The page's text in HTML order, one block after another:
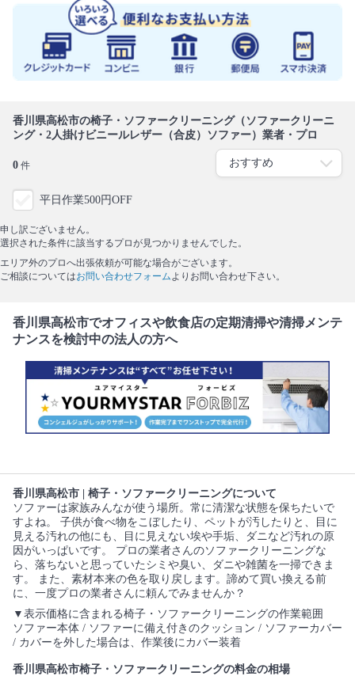
香川県高松市の椅子・ソファークリーニング（ソファークリーニ
ング・2人掛けビニールレザー（合皮）ソファー）業者・プロ
0 件
平日作業500円OFF
申し訳ございません。
選択された条件に該当するプロが見つかりませんでした。
エリア外のプロへ出張依頼が可能な場合がございます。
ご相談についてはお問い合わせフォーム よりお問い合わせ下さい。
香川県高松市でオフィスや飲食店の定期清掃や清掃メンテ
ナンスを検討中の法人の方へ
香川県高松市 | 椅子・ソファークリーニングについて
ソファーは家族みんなが使う場所。常に清潔な状態を保ちたいで
すよね。 子供が食べ物をこぼしたり、ペットが汚したりと、目に
見える汚れの他にも、目に見えない埃や手垢、ダニなど汚れの原
因がいっぱいです。 プロの業者さんのソファークリーニングな
ら、落ちないと思っていたシミや臭い、ダニや雑菌を一掃できま
す。 また、素材本来の色を取り戻します。諦めて買い換える前
に、一度プロの業者さんに頼んでみませんか？
▼表示価格に含まれる椅子・ソファークリーニングの作業範囲
ソファー本体 / ソファーに備え付きのクッション / ソファーカバー
/ カバーを外した場合は、作業後にカバー装着
香川県高松市椅子・ソファークリーニングの料金の相場